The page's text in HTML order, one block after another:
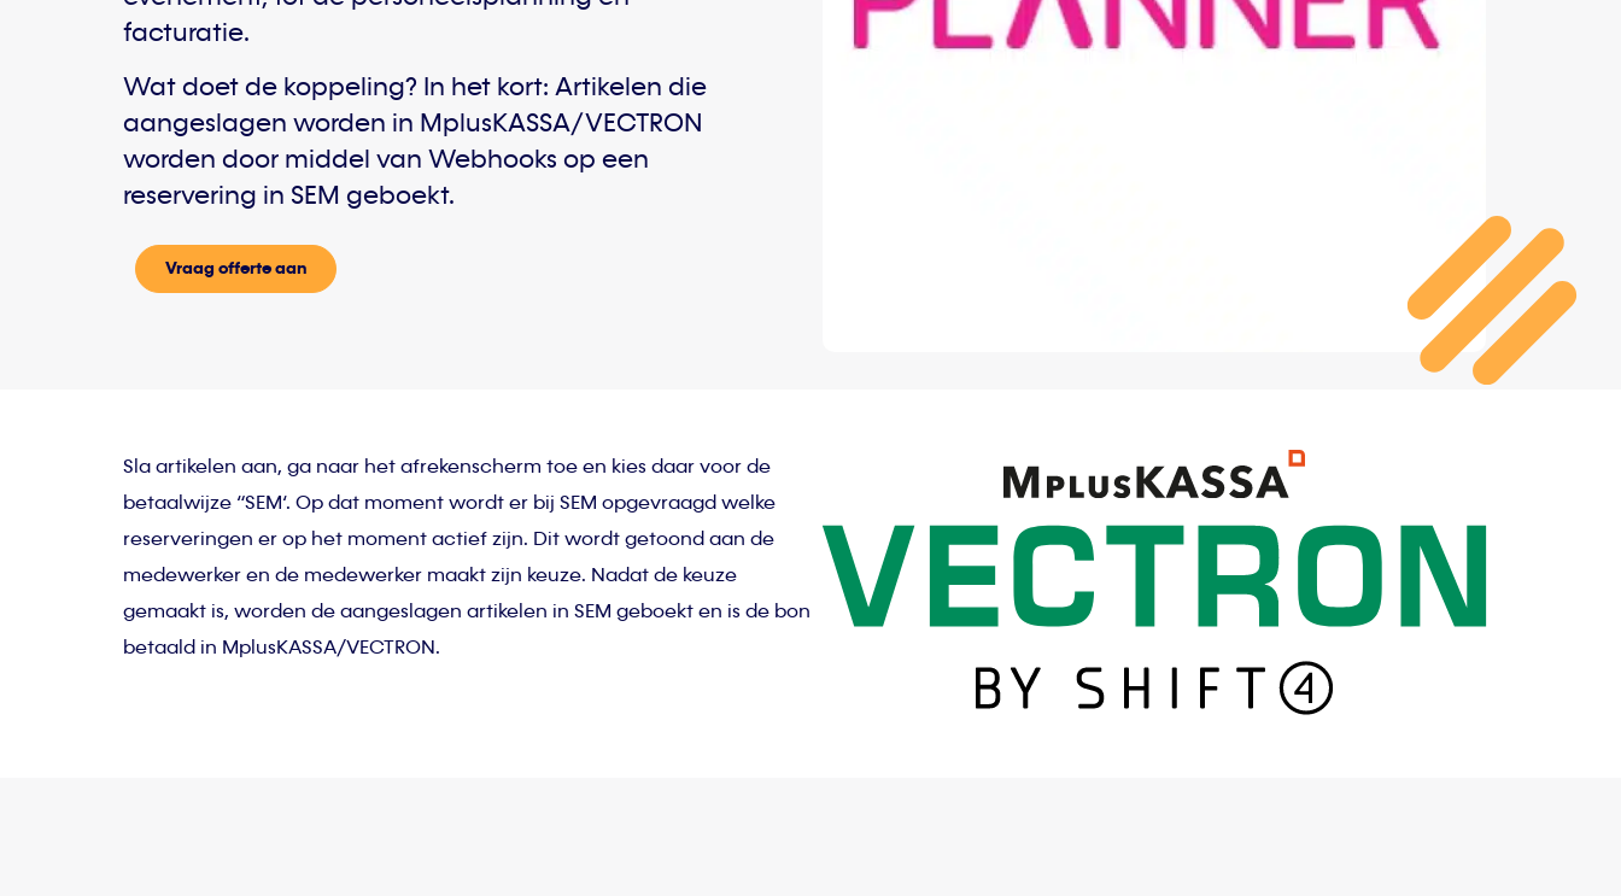
facturatie.
Wat doet de koppeling? In het kort: Artikelen die
aangeslagen worden in MplusKASSA/VECTRON
worden door middel van Webhooks op een
reservering in SEM geboekt.
Vraag offerte aan
Sla artikelen aan, ga naar het afrekenscherm toe en kies daar voor de
betaalwijze “SEM‘. Op dat moment wordt er bij SEM opgevraagd welke
reserveringen er op het moment actief zijn. Dit wordt getoond aan de
medewerker en de medewerker maakt zijn keuze. Nadat de keuze
gemaakt is, worden de aangeslagen artikelen in SEM geboekt en is de bon
betaald in MplusKASSA/VECTRON.